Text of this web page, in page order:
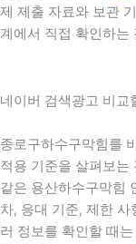
제 제출 자료와 보관
계에서 직접 확인하는
네이버 검색광고 비교
종로구하수구막힘를
적용 기준을 살펴보
같은 용산하수구막힘
차, 응대 기준, 제한
러 정보를 확인할 때